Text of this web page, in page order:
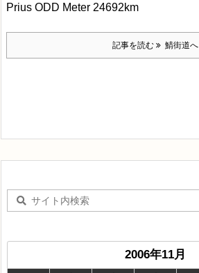
Prius ODD Meter 24692km
記事を読む 鯖街道へ
2006年11月